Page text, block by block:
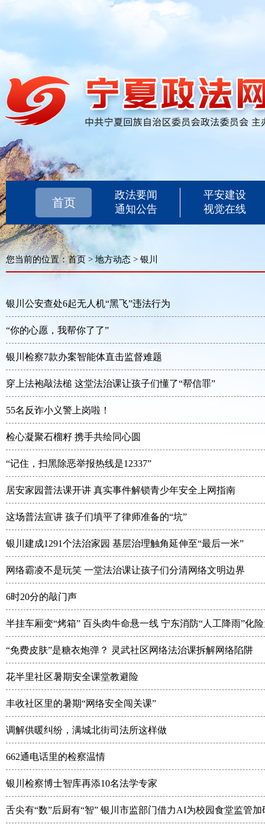
首页
政法要闻
通知公告
平安建设
视觉在线
您当前的位置：首页 >地方动态 > 银川
银川公安查处6起无人机“黑飞”违法行为
“你的心愿，我帮你了了”
银川检察7款办案智能体直击监督难题
穿上法袍敲法槌 这堂法治课让孩子们懂了“帮信罪”
55名反诈小义警上岗啦！
检心凝聚石榴籽 携手共绘同心圆
“记住，扫黑除恶举报热线是12337”
居安家园普法课开讲 真实事件解锁青少年安全上网指南
这场普法宣讲 孩子们填平了律师准备的“坑”
银川建成1291个法治家园 基层治理触角延伸至“最后一米”
网络霸凌不是玩笑 一堂法治课让孩子们分清网络文明边界
6时20分的敲门声
半挂车厢变“烤箱” 百头肉牛命悬一线 宁东消防“人工降雨”化
“免费皮肤”是糖衣炮弹？ 灵武社区网络法治课拆解网络陷阱
花半里社区暑期安全课堂教避险
丰收社区里的暑期“网络安全闯关课”
调解供暖纠纷，满城北街司法所这样做
662通电话里的检察温情
银川检察博士智库再添10名法学专家
舌尖有“数”后厨有“智” 银川市监部门借力AI为校园食堂监管加